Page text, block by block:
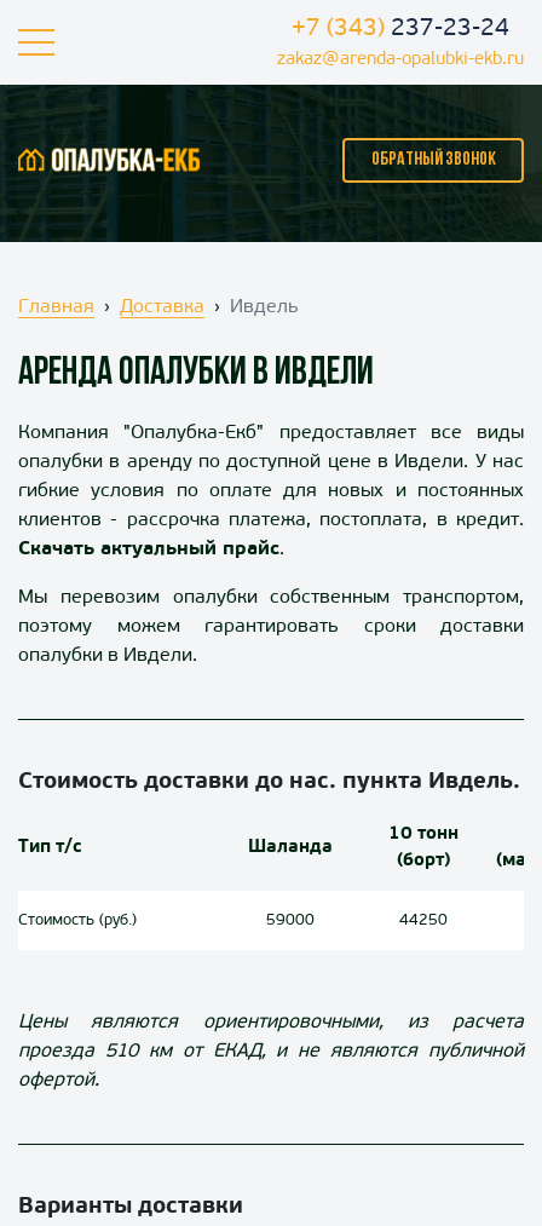
+7 (343) 237-23-24
zakaz@arenda-opalubki-ekb.ru
ОБРАТНЫЙ ЗВОНОК
Главная Доставка Ивдель
Аренда опалубки в Ивдели
Компания "Опалубка-Екб" предоставляет все виды
опалубки в аренду по доступной цене в Ивдели. У нас
гибкие условия по оплате для новых и постоянных
клиентов - рассрочка платежа, постоплата, в кредит.
Скачать актуальный прайс.
Мы перевозим опалубки собственным транспортом,
поэтому можем гарантировать сроки доставки
опалубки в Ивдели.
Стоимость доставки до нас. пункта Ивдель.
Тип т/с Шаланда
10 тонн
(борт)
Стоимость (руб.) 59000 44250
Цены являются ориентировочными, из расчета
проезда 510км от ЕКАД, и не являются публичной
офертой.
Варианты доставки